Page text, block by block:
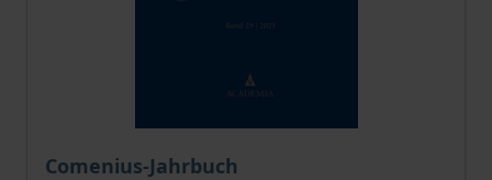
Comenius-Jahrbuch
The price depends on the options chosen on the